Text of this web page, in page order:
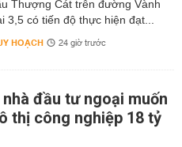
Thượng Cát trên đường Vành
3,5 có tiến độ thực hiện đạt...
HOẠCH 24 giờ trước
đầu tư ngoại muốn
thị công nghiệp 18 tỷ